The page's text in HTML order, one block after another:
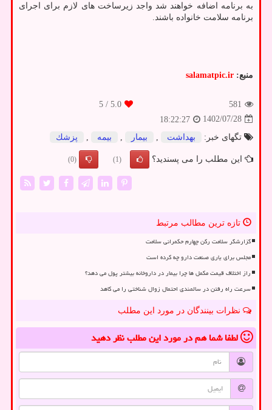
به برنامه اضافه خواهند شد واجد زیرساخت های لازم برای اجرای
برنامه سلامت خانواده باشند.
منبع: salamatpic.ir
581
5.0
/ 5
1402/07/28
18:22:27
تگهای خبر:
بهداشت بیمار بیمه پزشك
این مطلب را می پسندید؟ (1)
(0)
تازه ترین مطالب مرتبط
گزارشگر سلامت رکن چهارم حکمرانی سلامت
مجلس برای یاری صنعت دارو چه کرده است
راز اختلاف قیمت مکمل ها چرا بیمار در داروخانه بیشتر پول می دهد؟
سرعت راه رفتن در سالمندی احتمال زوال شناختی را می کاهد
نظرات بینندگان در مورد این مطلب
لطفا شما همدر مورد این مطلبنظر دهید